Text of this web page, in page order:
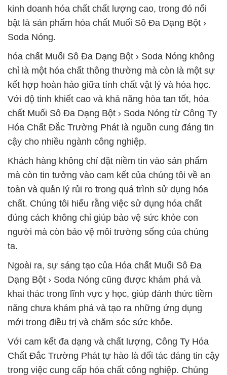
kinh doanh hóa chất chất lượng cao, trong đó nổi
bật là sản phẩm hóa chất Muối Sô Đa Dạng Bột ›
Soda Nóng.
hóa chất Muối Sô Đa Dạng Bột › Soda Nóng không
chỉ là một hóa chất thông thường mà còn là một sự
kết hợp hoàn hảo giữa tính chất vật lý và hóa học.
Với độ tinh khiết cao và khả năng hòa tan tốt, hóa
chất Muối Sô Đa Dạng Bột › Soda Nóng từ Công Ty
Hóa Chất Đắc Trường Phát là nguồn cung đáng tin
cậy cho nhiều ngành công nghiệp.
Khách hàng không chỉ đặt niềm tin vào sản phẩm
mà còn tin tưởng vào cam kết của chúng tôi về an
toàn và quản lý rủi ro trong quá trình sử dụng hóa
chất. Chúng tôi hiểu rằng việc sử dụng hóa chất
đúng cách không chỉ giúp bảo vệ sức khỏe con
người mà còn bảo vệ môi trường sống của chúng
ta.
Ngoài ra, sự sáng tạo của Hóa chất Muối Sô Đa
Dạng Bột › Soda Nóng cũng được khám phá và
khai thác trong lĩnh vực y học, giúp đánh thức tiềm
năng chưa khám phá và tạo ra những ứng dụng
mới trong điều trị và chăm sóc sức khỏe.
Với cam kết đa dạng và chất lượng, Công Ty Hóa
Chất Đắc Trường Phát tự hào là đối tác đáng tin cậy
trong việc cung cấp hóa chất công nghiệp. Chúng